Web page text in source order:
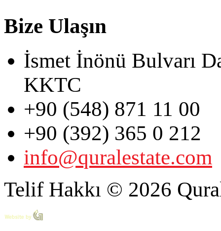
Bize Ulaşın
İsmet İnönü Bulvarı
KKTC
+90 (548) 871 11 00
+90 (392) 365 0 212
info@quralestate.com
Telif Hakkı © 2026